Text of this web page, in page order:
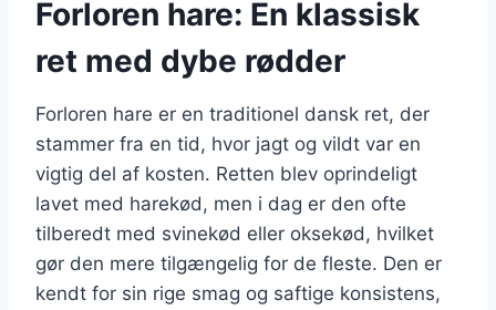
Forloren hare: En klassisk
ret med dybe rødder
Forloren hare er en traditionel dansk ret, der
stammer fra en tid, hvor jagt og vildt var en
vigtig del af kosten. Retten blev oprindeligt
lavet med harekød, men i dag er den ofte
tilberedt med svinekød eller oksekød, hvilket
gør den mere tilgængelig for de fleste. Den er
kendt for sin rige smag og saftige konsistens,